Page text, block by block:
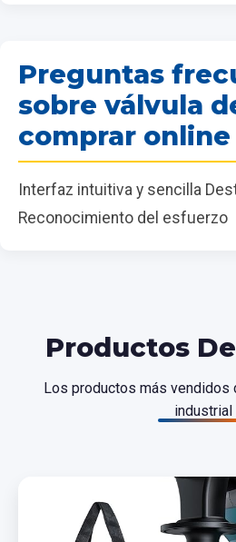
Preguntas
sobre válvula
comprar online
Interfaz intuitiva y sencilla
Reconocimiento del esfuerzo
Productos
Los productos más vendidos
industrial